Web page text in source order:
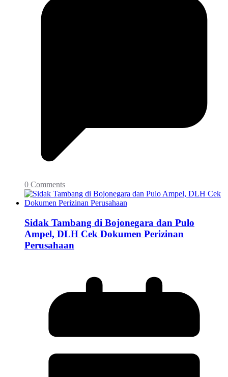
0 Comments
Sidak Tambang di Bojonegara dan Pulo
Ampel, DLH Cek Dokumen Perizinan
Perusahaan